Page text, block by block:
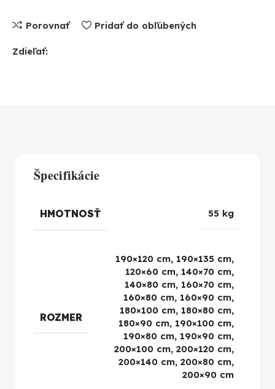
Porovnať Pridať do obľúbených
Zdieľať:
Špecifikácie
HMOTNOSŤ 55 kg
ROZMER
190×120 cm, 190×135 cm,
120×60 cm, 140×70 cm,
140×80 cm, 160×70 cm,
160×80 cm, 160×90 cm,
180×100 cm, 180×80 cm,
180×90 cm, 190×100 cm,
190×80 cm, 190×90 cm,
200×100 cm, 200×120 cm,
200×140 cm, 200×80 cm,
200×90 cm